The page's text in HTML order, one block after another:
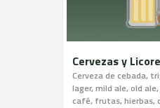
Cervezas y
Cerveza de cebada,
lager, mild ale, old
café, frutas, hierbas,